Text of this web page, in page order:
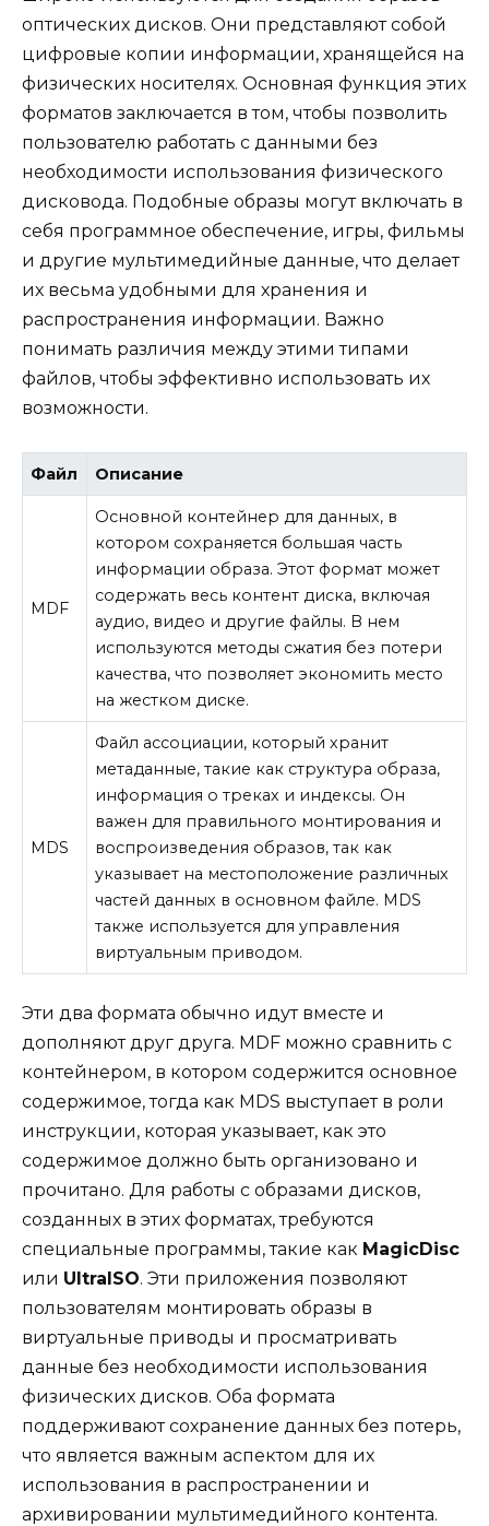
оптических дисков. Они представляют собой
цифровые копии информации, хранящейся на
физических носителях. Основная функция этих
форматов заключается в том, чтобы позволить
пользователю работать с данными без
необходимости использования физического
дисковода. Подобные образы могут включать в
себя программное обеспечение, игры, фильмы
и другие мультимедийные данные, что делает
их весьма удобными для хранения и
распространения информации. Важно
понимать различия между этими типами
файлов, чтобы эффективно использовать их
возможности.
Файл Описание
MDF
Основной контейнер для данных, в
котором сохраняется большая часть
информации образа. Этот формат может
содержать весь контент диска, включая
аудио, видео и другие файлы. В нем
используются методы сжатия без потери
качества, что позволяет экономить место
на жестком диске.
MDS
Файл ассоциации, который хранит
метаданные, такие как структура образа,
информация о треках и индексы. Он
важен для правильного монтирования и
воспроизведения образов, так как
указывает на местоположение различных
частей данных в основном файле. MDS
также используется для управления
виртуальным приводом.
Эти два формата обычно идут вместе и
дополняют друг друга. MDF можно сравнить с
контейнером, в котором содержится основное
содержимое, тогда как MDS выступает в роли
инструкции, которая указывает, как это
содержимое должно быть организовано и
прочитано. Для работы с образами дисков,
созданных в этих форматах, требуются
специальные программы, такие как MagicDisc
или UltraISO. Эти приложения позволяют
пользователям монтировать образы в
виртуальные приводы и просматривать
данные без необходимости использования
физических дисков. Оба формата
поддерживают сохранение данных без потерь,
что является важным аспектом для их
использования в распространении и
архивировании мультимедийного контента.